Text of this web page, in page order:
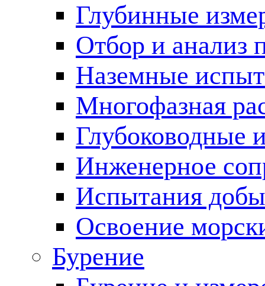
Глубинные
Отбор и анализ
Наземные
Многофазная
Глубоководные
Инженерное
Испытания
Освоение
Бурение